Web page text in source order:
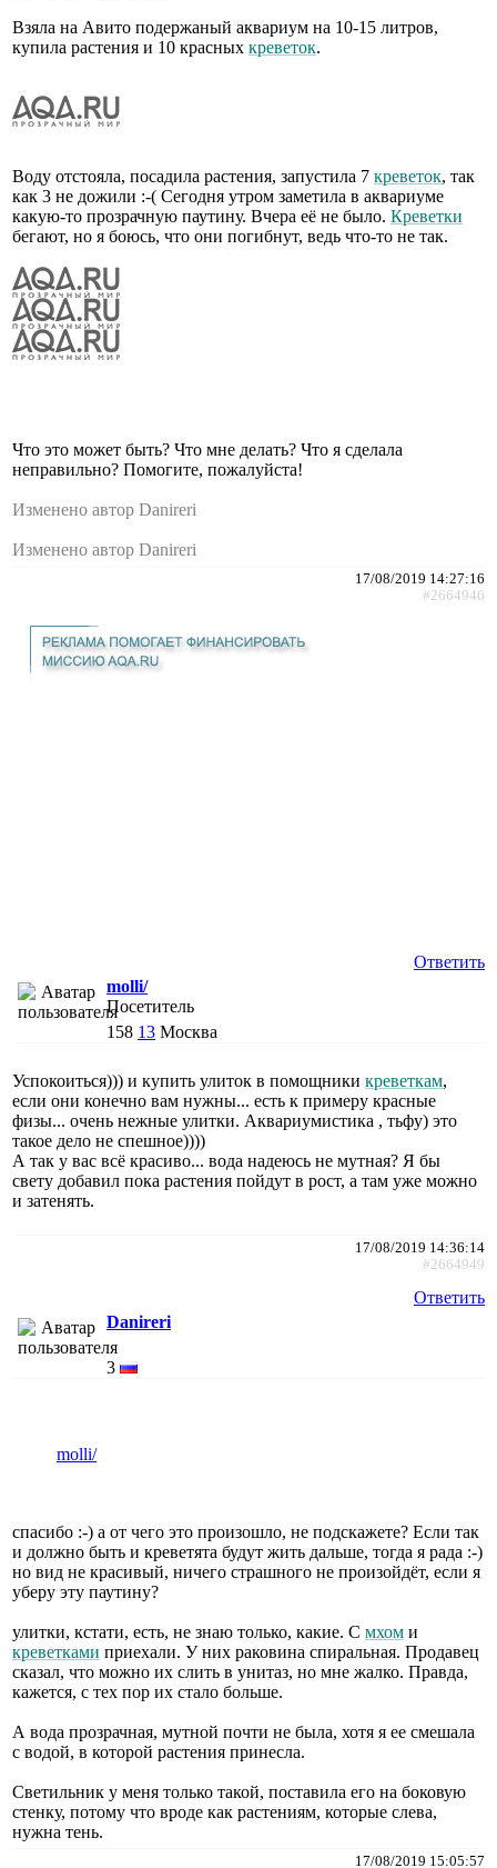
Взяла на Авито подержаный аквариум на 10-15 литров,
купила растения и 10 красных креветок.
Воду отстояла, посадила растения, запустила 7 креветок, так
как 3 не дожили :-( Сегодня утром заметила в аквариуме
какую-то прозрачную паутину. Вчера её не было. Креветки
бегают, но я боюсь, что они погибнут, ведь что-то не так.
Что это может быть? Что мне делать? Что я сделала
неправильно? Помогите, пожалуйста!
Изменено автор Danireri
Изменено автор Danireri
17/08/2019 14:27:16
#2664946
Ответить
molli/
Посетитель
158 13 Москва
Успокоиться))) и купить улиток в помощники креветкам,
если они конечно вам нужны... есть к примеру красные
физы... очень нежные улитки. Аквариумистика , тьфу) это
такое дело не спешное))))
А так у вас всё красиво... вода надеюсь не мутная? Я бы
свету добавил пока растения пойдут в рост, а там уже можно
и затенять.
17/08/2019 14:36:14
#2664949
Ответить
Danireri
3
molli/
спасибо :-) а от чего это произошло, не подскажете? Если так
и должно быть и креветята будут жить дальше, тогда я рада :-)
но вид не красивый, ничего страшного не произойдёт, если я
уберу эту паутину?
улитки, кстати, есть, не знаю только, какие. С мхом и
креветками приехали. У них раковина спиральная. Продавец
сказал, что можно их слить в унитаз, но мне жалко. Правда,
кажется, с тех пор их стало больше.
А вода прозрачная, мутной почти не была, хотя я ее смешала
с водой, в которой растения принесла.
Светильник у меня только такой, поставила его на боковую
стенку, потому что вроде как растениям, которые слева,
нужна тень.
17/08/2019 15:05:57